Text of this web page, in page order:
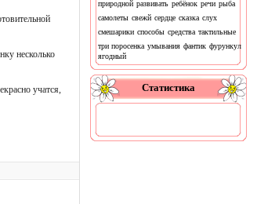
несколько
учатся,
природной развивать ребёнок речи рыба
самолеты свежй сердце сказка слух
смешарики способы средства тактильные
три поросенка умывания фантик фурункул
ягодный
Статистика